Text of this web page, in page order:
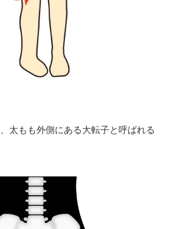
太もも外側にある大転子と呼ばれる